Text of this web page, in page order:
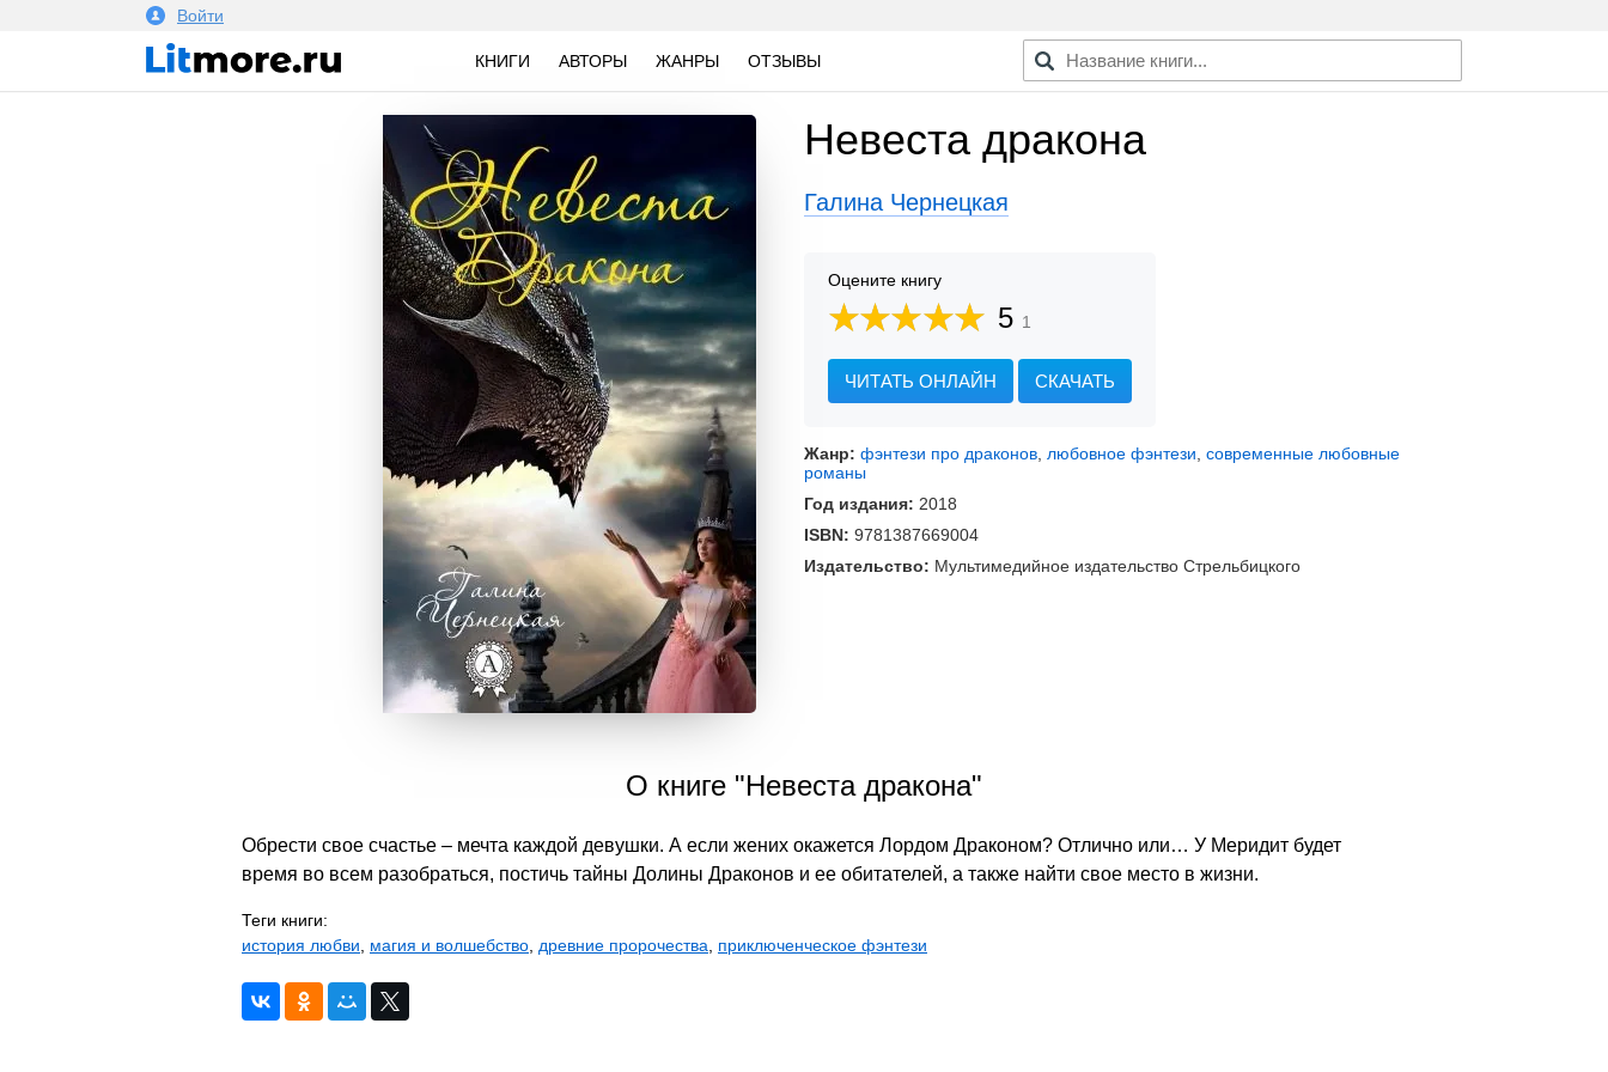
Войти
КНИГИ АВТОРЫ ЖАНРЫ ОТЗЫВЫ
Невеста дракона
Галина Чернецкая
Оцените книгу
5 1
ЧИТАТЬ ОНЛАЙН СКАЧАТЬ
Жанр: фэнтези про драконов любовное фэнтези современные любовные
романы
Год издания: 2018
ISBN: 9781387669004
Издательство: Мультимедийное издательство Стрельбицкого
О книге "Невеста дракона"
Обрести свое счастье – мечта каждой девушки. А если жених окажется Лордом Драконом? Отлично или… У Меридит будет
время во всем разобраться, постичь тайны Долины Драконов и ее обитателей, а также найти свое место в жизни.
Теги книги:
история любви
магия и волшебство древние пророчества приключенческое фэнтези